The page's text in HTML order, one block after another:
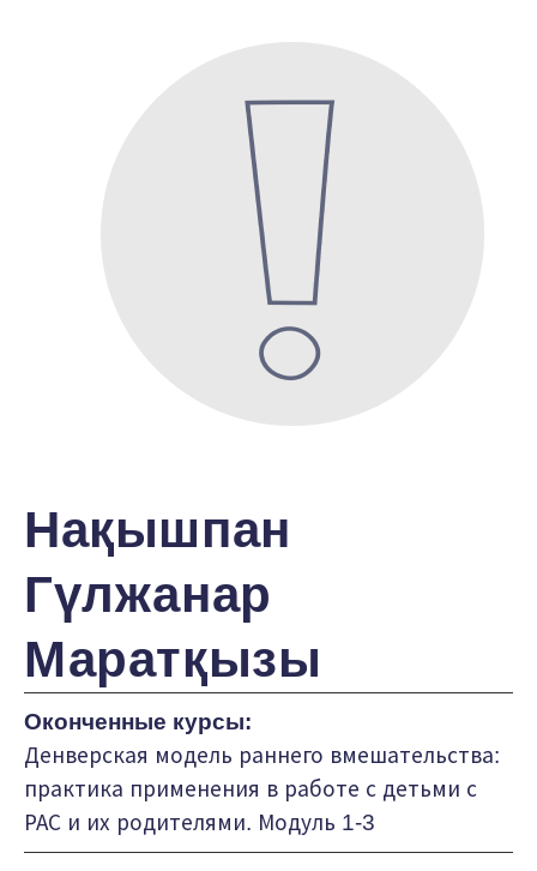
Нақышпан
Гүлжанар
Маратқызы
Оконченные курсы:
Денверская модель раннего вмешательства:
практика применения в работе с детьми с
РАС и их родителями. Модуль 1-3